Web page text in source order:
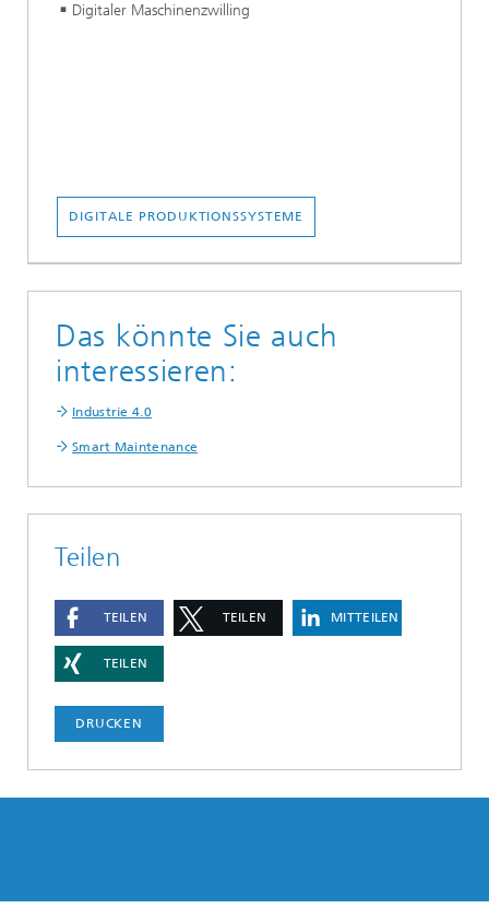
Digitaler Maschinenzwilling
DIGITALE PRODUKTIONSSYSTEME
Das könnte Sie auch
interessieren:
Industrie 4.0
Smart Maintenance
Teilen
TEILEN TEILEN MITTEILEN
TEILEN
DRUCKEN